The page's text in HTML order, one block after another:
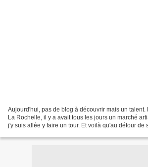
Aujourd'hui, pas de blog à découvrir mais un talent.
La Rochelle, il y a avait tous les jours un marché
j'y suis allée y faire un tour. Et voilà qu'au détour de